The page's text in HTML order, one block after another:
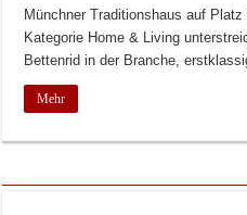
Münchner Traditionshaus auf
Kategorie Home & Living
Bettenrid in der Branche,
Mehr